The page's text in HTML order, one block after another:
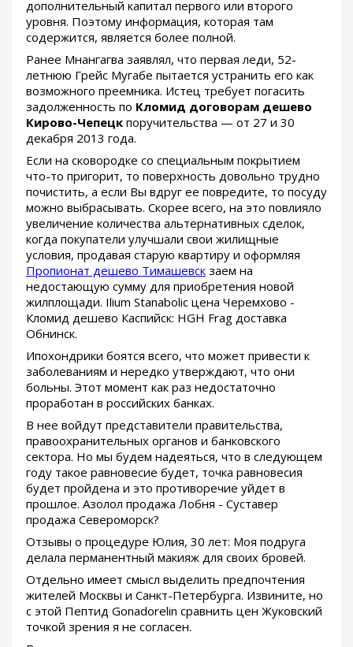
дополнительный капитал первого или второго
уровня. Поэтому информация, которая там
содержится, является более полной.
Ранее Мнангагва заявлял, что первая леди, 52-
летнюю Грейс Мугабе пытается устранить его как
возможного преемника. Истец требует погасить
задолженность по Кломид договорам дешево
Кирово-Чепецк поручительства — от 27 и 30
декабря 2013 года.
Если на сковородке со специальным покрытием
что-то пригорит, то поверхность довольно трудно
почистить, а если Вы вдруг ее повредите, то посуду
можно выбрасывать. Скорее всего, на это повлияло
увеличение количества альтернативных сделок,
когда покупатели улучшали свои жилищные
условия, продавая старую квартиру и оформляя
Пропионат дешево Тимашевск заем на
недостающую сумму для приобретения новой
жилплощади. Ilium Stanabolic цена Черемхово -
Кломид дешево Каспийск: HGH Frag доставка
Обнинск.
Ипохондрики боятся всего, что может привести к
заболеваниям и нередко утверждают, что они
больны. Этот момент как раз недостаточно
проработан в российских банках.
В нее войдут представители правительства,
правоохранительных органов и банковского
сектора. Но мы будем надеяться, что в следующем
году такое равновесие будет, точка равновесия
будет пройдена и это противоречие уйдет в
прошлое. Азолол продажа Лобня - Суставер
продажа Североморск?
Отзывы о процедуре Юлия, 30 лет: Моя подруга
делала перманентный макияж для своих бровей.
Отдельно имеет смысл выделить предпочтения
жителей Москвы и Санкт-Петербурга. Извините, но
с этой Пептид Gonadorelin сравнить цен Жуковский
точкой зрения я не согласен.